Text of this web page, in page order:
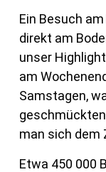
Ein Besuch
direkt am
unser
am
Samstagen,
man sich dem
Etwa 450 000